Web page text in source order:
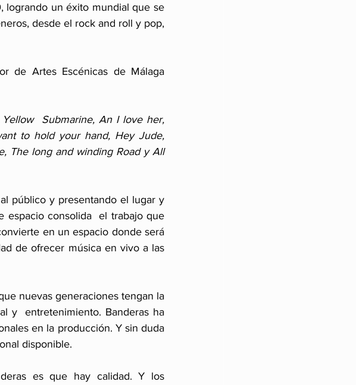
logrando un éxito mundial que se
desde el rock and roll y pop,
de Artes Escénicas de Málaga
Yellow  Submarine, An I love her,
to hold your hand, Hey Jude,
The long and winding Road y All
público y presentando el lugar y
espacio consolida  el trabajo que
en un espacio donde será
de ofrecer música en vivo a las
nuevas generaciones tengan la
y  entretenimiento. Banderas ha
en la producción. Y sin duda
disponible.
es que hay calidad. Y los